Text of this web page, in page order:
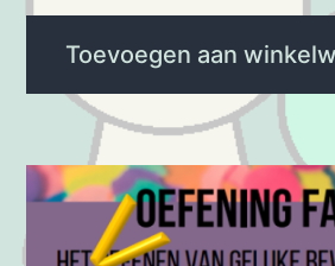
Toevoegen aan